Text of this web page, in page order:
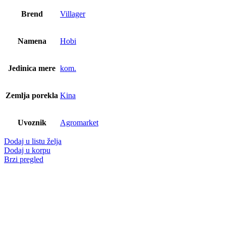
је
Brend Villager
Namena Hobi
Jedinica mere kom.
Zemlja porekla Kina
Uvoznik Agromarket
Dodaj u listu želja
Dodaj u korpu
Brzi pregled